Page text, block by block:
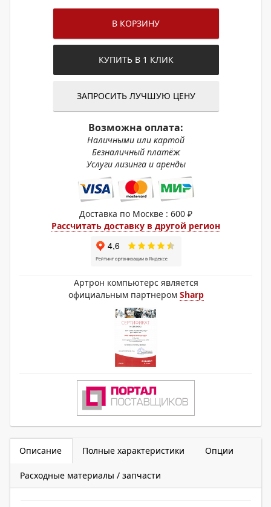
В КОРЗИНУ
КУПИТЬ В 1 КЛИК
ЗАПРОСИТЬ ЛУЧШУЮ ЦЕНУ
Возможна оплата:
Наличными или картой
Безналичный платёж
Услуги лизинга и аренды
Доставка по Москве : 600 ₽
Рассчитать доставку в другой регион
Артрон компьютерс является
официальным партнером Sharp
Описание Полные характеристики Опции
Расходные материалы / запчасти